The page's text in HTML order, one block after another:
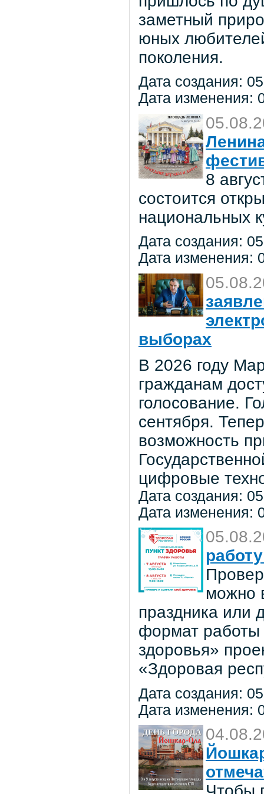
заметный
юных
поколения.
Дата создания:
Дата изменения:
8
состоится
национальных
Дата создания:
Дата изменения:
выборах
В 2026 году
гражданам
голосование.
сентября.
возможность
цифровые
Дата создания:
Дата изменения:
можно
праздника или
формат работы
здоровья»
«Здоровая
Дата создания:
Дата изменения: